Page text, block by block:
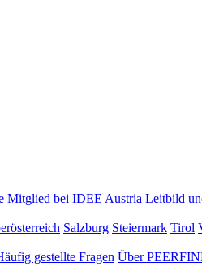
Mitglied bei IDEE Austria Leitbild
Salzburg Steiermark Tirol
gestellte Fragen Über